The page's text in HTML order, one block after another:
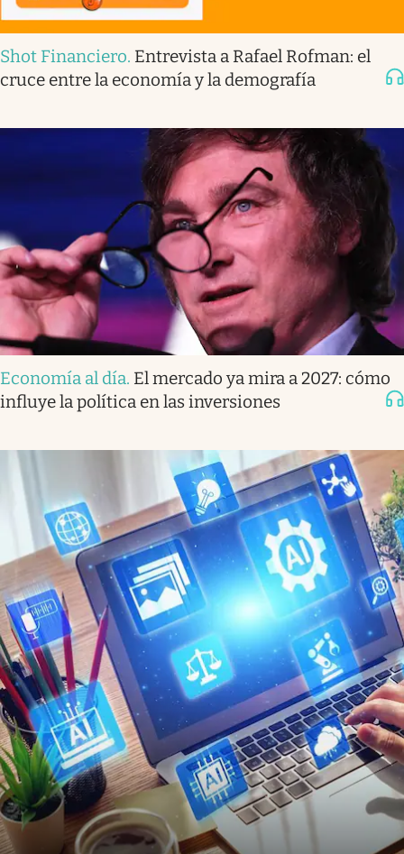
Shot Financiero. Entrevista a Rafael Rofman: el
cruce entre la economía y la demografía
Economía al día. El mercado ya mira a 2027: cómo
influye la política en las inversiones